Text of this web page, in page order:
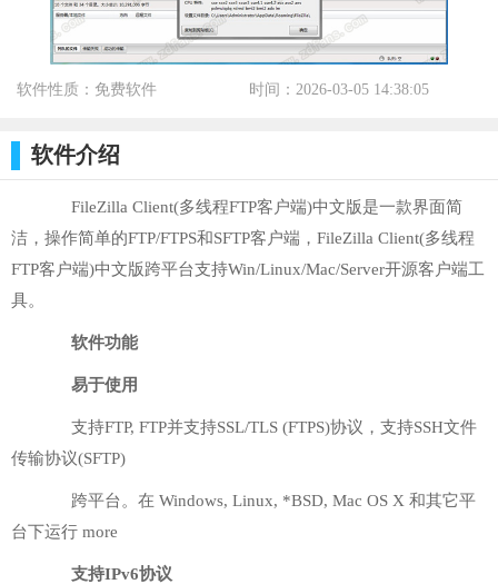
软件性质：免费软件 时间：2026-03-05 14:38:05
软件介绍
FileZilla Client(多线程FTP客户端)中文版是一款界面简
洁，操作简单的FTP/FTPS和SFTP客户端，FileZilla Client(多线程
FTP客户端)中文版跨平台支持Win/Linux/Mac/Server开源客户端工
具。
软件功能
易于使用
支持FTP, FTP并支持SSL/TLS (FTPS)协议，支持SSH文件
传输协议(SFTP)
跨平台。在 Windows, Linux, *BSD, Mac OS X 和其它平
台下运行 more
支持IPv6协议